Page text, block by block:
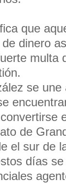
que
de dinero
multa
se
de
el sur de
días